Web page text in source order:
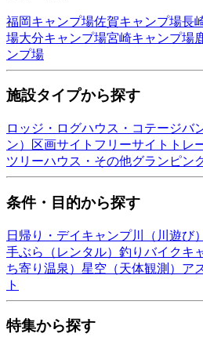
福岡キャンプ場佐賀キャンプ場長
場大分キャンプ場宮崎キャンプ場
ンプ場
施設タイプから探す
ロッジ・ログハウス・コテージバ
ン）
区画サイト フリーサイト トレ
ツリーハウス・その他グランピン
条件・目的から探す
日帰り・デイキャンプ川（川遊び）
手ぶら（レンタル） 釣り バイクキ
ち寄り温泉） 星空（天体観測） ア
ト
特集から探す